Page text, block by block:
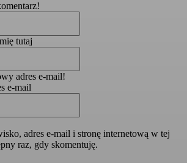
tutaj
adres e-mail!
e-mail
adres e-mail i stronę internetową w tej
raz, gdy skomentuję.